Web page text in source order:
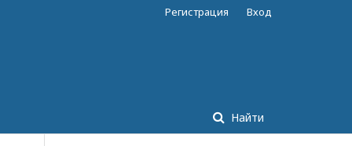
Найти
Регистрация Вход